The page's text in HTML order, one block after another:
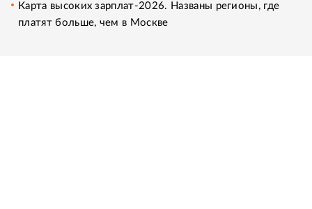
Карта высоких зарплат-2026. Названы регионы, где
платят больше, чем в Москве